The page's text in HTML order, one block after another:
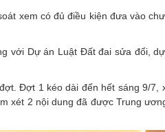
xem có đủ điều kiện đưa vào
với Dự án Luật Đất đai sửa đổi,
Đợt 1 kéo dài đến hết sáng 9/7,
xét 2 nội dung đã được Trung